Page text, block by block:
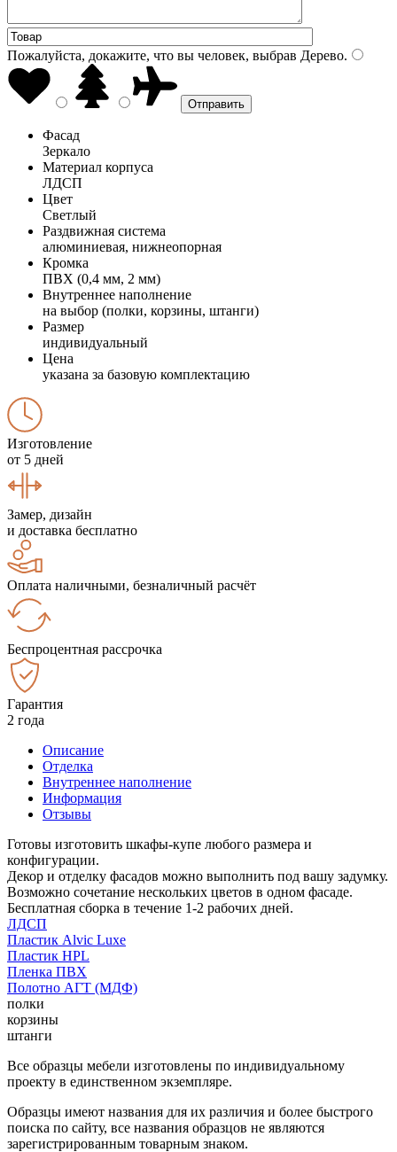
Пожалуйста, докажите, что вы человек, выбрав Дерево.
Фасад
Зеркало
Материал корпуса
ЛДСП
Цвет
Светлый
Раздвижная система
алюминиевая, нижнеопорная
Кромка
ПВХ (0,4 мм, 2 мм)
Внутреннее наполнение
на выбор (полки, корзины, штанги)
Размер
индивидуальный
Цена
указана за базовую комплектацию
Изготовление
от 5 дней
Замер, дизайн
и доставка бесплатно
Оплата наличными, безналичный расчёт
Беспроцентная рассрочка
Гарантия
2 года
Описание
Отделка
Внутреннее наполнение
Информация
Отзывы
Готовы изготовить шкафы-купе любого размера и
конфигурации.
Декор и отделку фасадов можно выполнить под вашу задумку.
Возможно сочетание нескольких цветов в одном фасаде.
Бесплатная сборка в течение 1-2 рабочих дней.
ЛДСП
Пластик Alvic Luxe
Пластик HPL
Пленка ПВХ
Полотно АГТ (МДФ)
полки
корзины
штанги
Все образцы мебели изготовлены по индивидуальному
проекту в единственном экземпляре.
Образцы имеют названия для их различия и более быстрого
поиска по сайту, все названия образцов не являются
зарегистрированным товарным знаком.